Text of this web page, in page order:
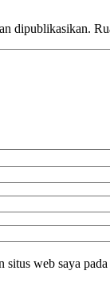
dipublikasikan.
situs web saya